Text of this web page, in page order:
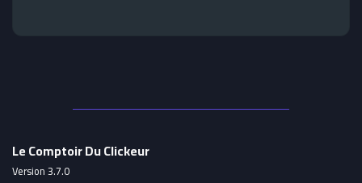
Le Comptoir Du Clickeur
Version 3.7.0